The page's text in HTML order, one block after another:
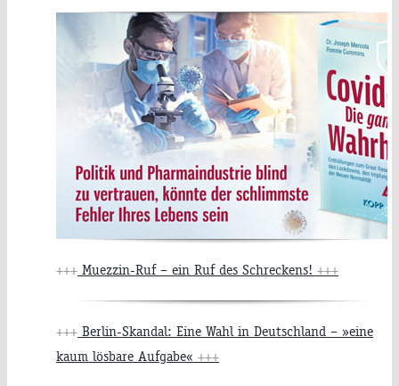
+++ Muezzin-Ruf – ein Ruf des Schreckens! +++
+++ Berlin-Skandal: Eine Wahl in Deutschland – »eine
kaum lösbare Aufgabe« +++